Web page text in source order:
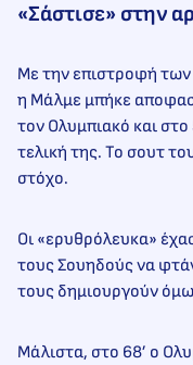
«Σάστισε» στην
Με την επιστροφή
η Μάλμε μπήκε
τον Ολυμπιακό και
τελική της. Το σουτ
στόχο.
Οι «ερυθρόλευκα»
τους Σουηδούς να
τους δημιουργούν
Μάλιστα, στο 68’ ο